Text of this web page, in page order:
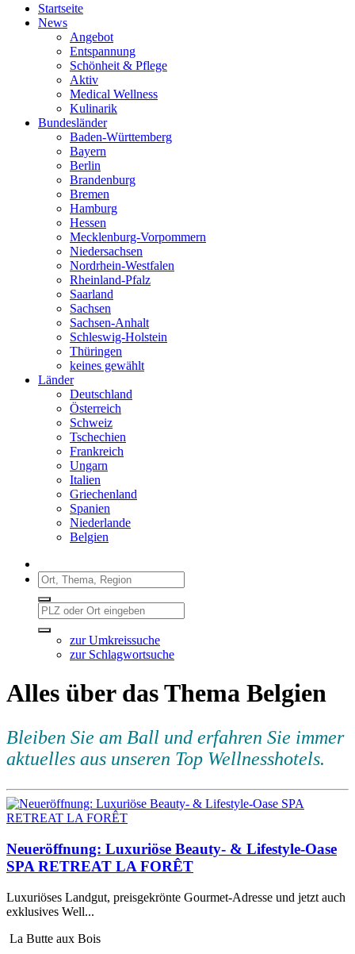
Startseite
News
Angebot
Entspannung
Schönheit & Pflege
Aktiv
Medical Wellness
Kulinarik
Bundesländer
Baden-Württemberg
Bayern
Berlin
Brandenburg
Bremen
Hamburg
Hessen
Mecklenburg-Vorpommern
Niedersachsen
Nordrhein-Westfalen
Rheinland-Pfalz
Saarland
Sachsen
Sachsen-Anhalt
Schleswig-Holstein
Thüringen
keines gewählt
Länder
Deutschland
Österreich
Schweiz
Tschechien
Frankreich
Ungarn
Italien
Griechenland
Spanien
Niederlande
Belgien
zur Umkreissuche
zur Schlagwortsuche
Alles über das Thema Belgien
Bleiben Sie am Ball und erfahren Sie immer
aktuelles aus unseren Top Wellnesshotels.
Neueröffnung: Luxuriöse Beauty- & Lifestyle-Oase
SPA RETREAT LA FORÊT
Luxuriöses Landgut, preisgekrönte Gourmet-Adresse und jetzt auch
exklusives Well...
La Butte aux Bois